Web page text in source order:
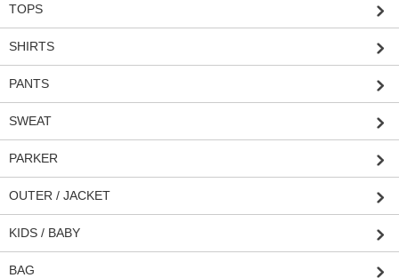
TOPS
SHIRTS
PANTS
SWEAT
PARKER
OUTER / JACKET
KIDS / BABY
BAG